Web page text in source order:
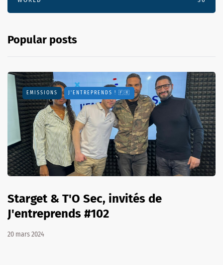
Popular posts
EMISSIONS J'ENTREPRENDS ! 🇫🇷
Starget & T'O Sec, invités de
J'entreprends #102
20 mars 2024